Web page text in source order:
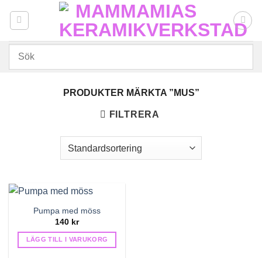
PRODUKTER MÄRKTA ”MUS”
FILTRERA
Pumpa med möss
140 kr
LÄGG TILL I VARUKORG